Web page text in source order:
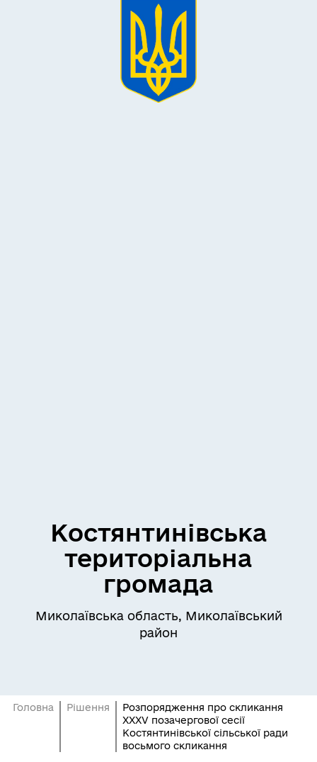
Костянтинівська
територіальна
громада
Миколаївська область, Миколаївський
район
Головна Рішення
Розпорядження про скликання
ХХXV позачергової сесії
Костянтинівської сільської ради
восьмого скликання